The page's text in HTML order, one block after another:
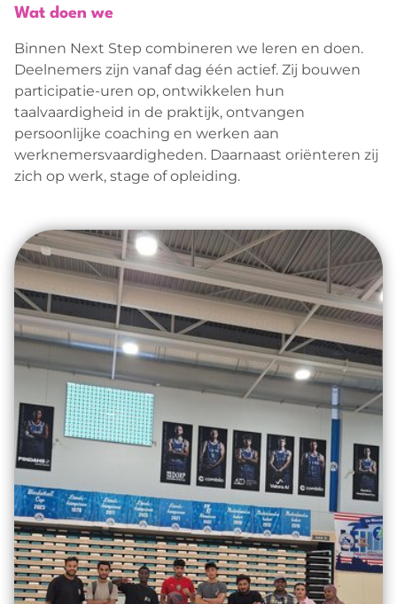
Wat doen we
Binnen Next Step combineren we leren en doen.
Deelnemers zijn vanaf dag één actief. Zij bouwen
participatie-uren op, ontwikkelen hun
taalvaardigheid in de praktijk, ontvangen
persoonlijke coaching en werken aan
werknemersvaardigheden. Daarnaast oriënteren zij
zich op werk, stage of opleiding.